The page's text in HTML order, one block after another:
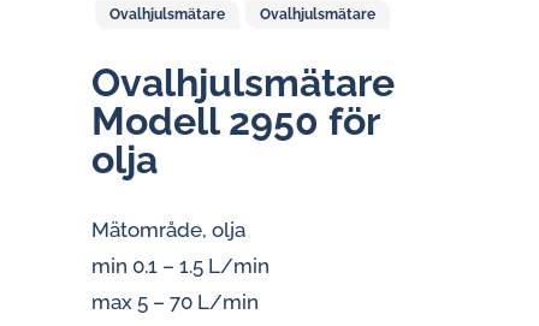
Ovalhjulsmätare Ovalhjulsmätare
Oval­hjuls­mä­ta­re
Modell 2950 för
olja
Mätområde, olja
min 0.1 – 1.5 L/min
max 5 – 70 L/min